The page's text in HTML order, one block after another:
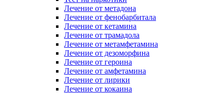
Лечение от метадона
Лечение от фенобарбитала
Лечение от кетамина
Лечение от трамадола
Лечение от метамфетамина
Лечение от дезоморфина
Лечение от героина
Лечение от амфетамина
Лечение от лирики
Лечение от кокаина